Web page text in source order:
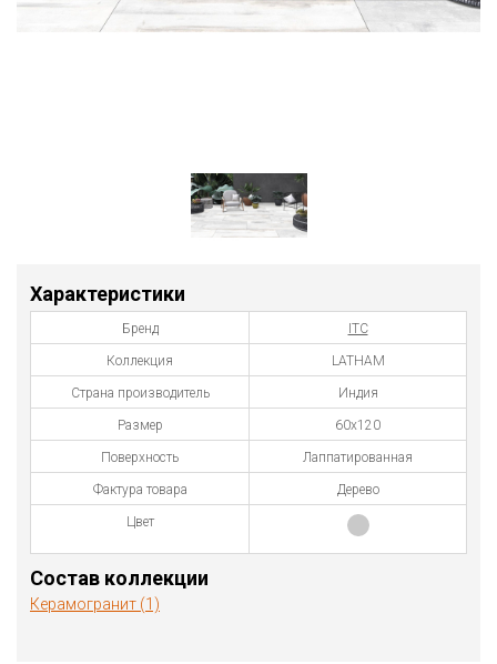
Характеристики
Бренд ITC
Коллекция LATHAM
Страна производитель Индия
Размер 60x120
Поверхность Лаппатированная
Фактура товара Дерево
Цвет
Состав коллекции
Керамогранит (1)